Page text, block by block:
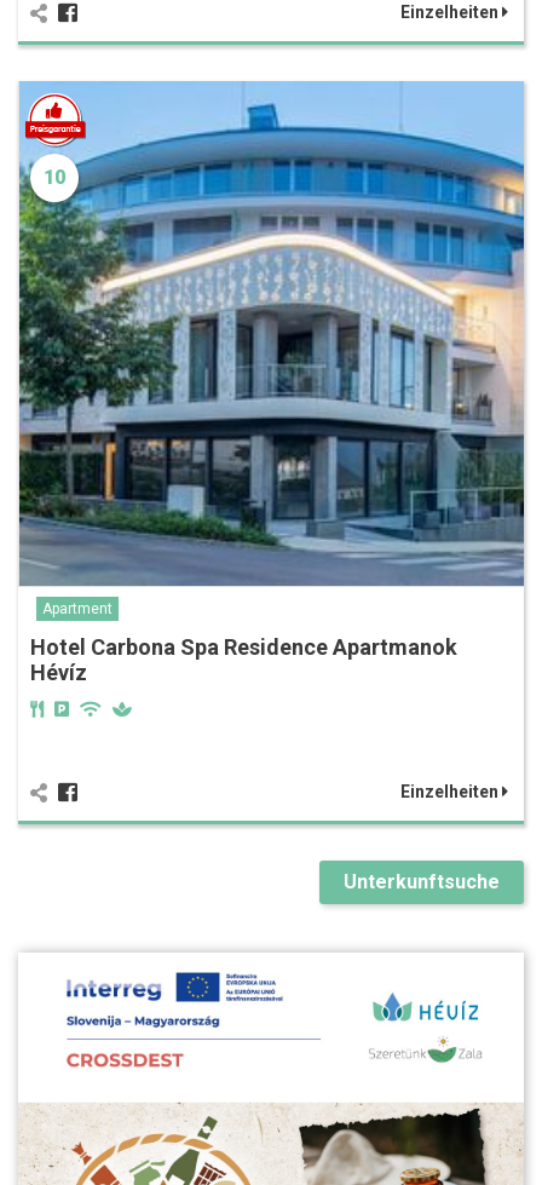
Einzelheiten
10
Apartment
Hotel Carbona Spa Residence Apartmanok
Hévíz
Einzelheiten
Unterkunftsuche